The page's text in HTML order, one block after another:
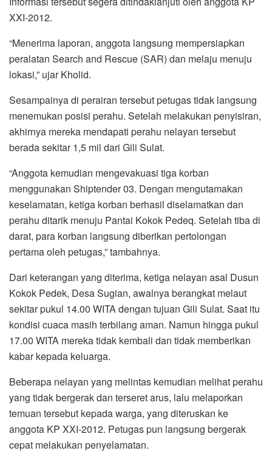
XXI-2012.
“Menerima laporan, anggota langsung mempersiapkan
peralatan Search and Rescue (SAR) dan melaju menuju
lokasi,” ujar Kholid.
Sesampainya di perairan tersebut petugas tidak langsung
menemukan posisi perahu. Setelah melakukan penyisiran,
akhirnya mereka mendapati perahu nelayan tersebut
berada sekitar 1,5 mil dari Gili Sulat.
“Anggota kemudian mengevakuasi tiga korban
menggunakan Shiptender 03. Dengan mengutamakan
keselamatan, ketiga korban berhasil diselamatkan dan
perahu ditarik menuju Pantai Kokok Pedeq. Setelah tiba di
darat, para korban langsung diberikan pertolongan
pertama oleh petugas,” tambahnya.
Dari keterangan yang diterima, ketiga nelayan asal Dusun
Kokok Pedek, Desa Sugian, awalnya berangkat melaut
sekitar pukul 14.00 WITA dengan tujuan Gili Sulat. Saat itu
kondisi cuaca masih terbilang aman. Namun hingga pukul
17.00 WITA mereka tidak kembali dan tidak memberikan
kabar kepada keluarga.
Beberapa nelayan yang melintas kemudian melihat perahu
yang tidak bergerak dan terseret arus, lalu melaporkan
temuan tersebut kepada warga, yang diteruskan ke
anggota KP XXI-2012. Petugas pun langsung bergerak
cepat melakukan penyelamatan.